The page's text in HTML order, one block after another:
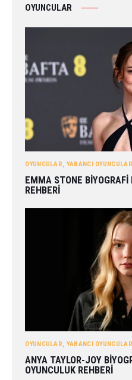
OYUNCULAR
OYUNCULAR, YABANCI OYUNCULAR
EMMA STONE BIYOGRAFI
REHBERI
OYUNCULAR, YABANCI OYUNCULAR
ANYA TAYLOR-JOY
OYUNCULUK REHBERI